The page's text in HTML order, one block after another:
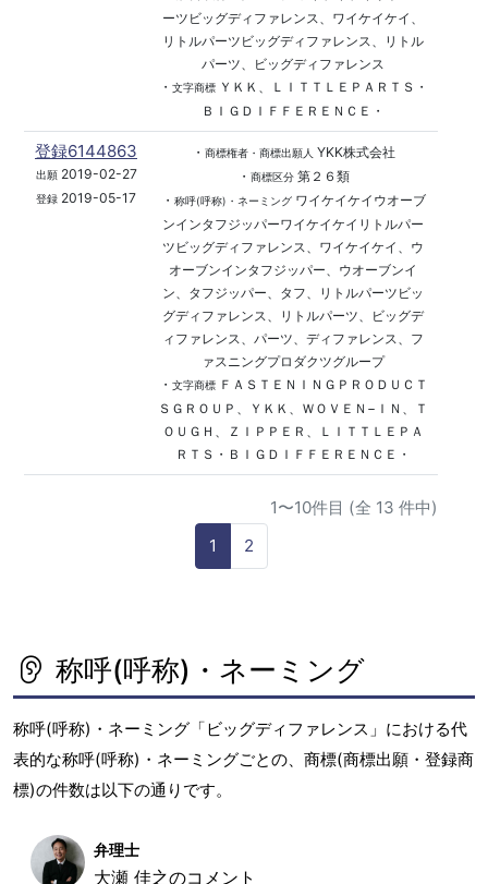
ーツビッグディファレンス、ワイケイケイ、
リトルパーツビッグディファレンス、リトル
パーツ、ビッグディファレンス
・ 文字商標ＹＫＫ、ＬＩＴＴＬＥＰＡＲＴＳ・
ＢＩＧＤＩＦＦＥＲＥＮＣＥ・
登録6144863
出願2019-02-27
登録 2019-05-17
・ 商標権者・商標出願人 YKK株式会社
・ 商標区分第２６類
・ 称呼(呼称)・ネーミングワイケイケイウオーブ
ンインタフジッパーワイケイケイリトルパー
ツビッグディファレンス、ワイケイケイ、ウ
オーブンインタフジッパー、ウオーブンイ
ン、タフジッパー、タフ、リトルパーツビッ
グディファレンス、リトルパーツ、ビッグデ
ィファレンス、パーツ、ディファレンス、フ
ァスニングプロダクツグループ
・ 文字商標ＦＡＳＴＥＮＩＮＧＰＲＯＤＵＣＴ
ＳＧＲＯＵＰ、ＹＫＫ、ＷＯＶＥＮ−ＩＮ、Ｔ
ＯＵＧＨ、ＺＩＰＰＥＲ、ＬＩＴＴＬＥＰＡ
ＲＴＳ・ＢＩＧＤＩＦＦＥＲＥＮＣＥ・
1〜10件目 (全 13 件中)
1
2
称呼(呼称)・ネーミング
称呼(呼称)・ネーミング「ビッグディファレンス」における代
表的な称呼(呼称)・ネーミングごとの、商標(商標出願・登録商
標)の件数は以下の通りです。
弁理士
大瀬 佳之のコメント